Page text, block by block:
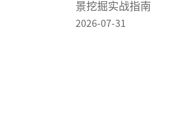
景挖掘实战指南
2026-07-31